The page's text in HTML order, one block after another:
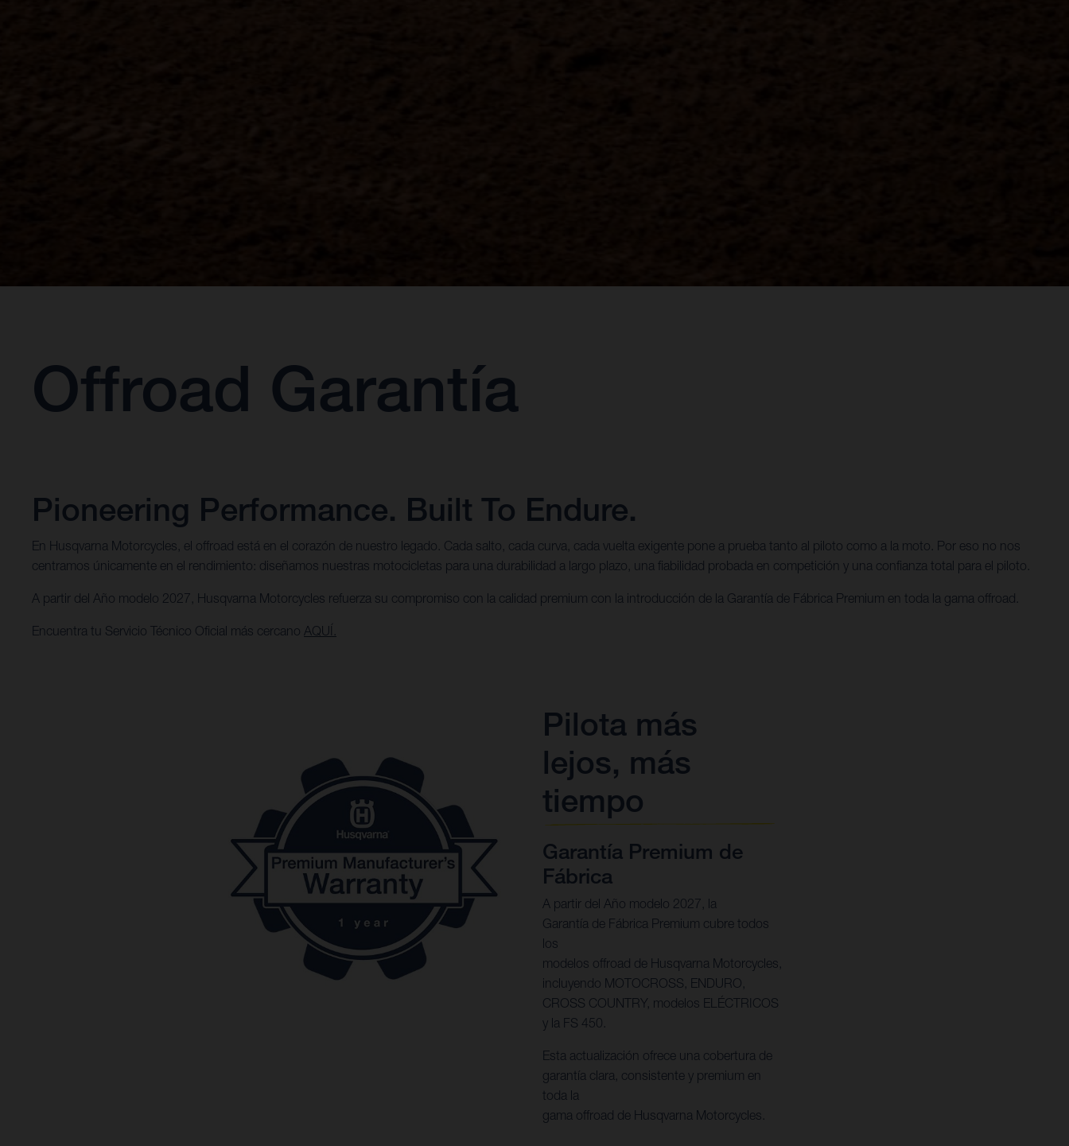
Offroad Garantía
Pioneering Performance. Built To Endure.
En Husqvarna Motorcycles, el offroad está en el corazón de nuestro legado. Cada salto, cada curva, cada vuelta exigente pone a prueba tanto al piloto como a la moto. Por eso no nos
centramos únicamente en el rendimiento: diseñamos nuestras motocicletas para una durabilidad a largo plazo, una fiabilidad probada en competición y una confianza total para el piloto.
A partir del Año modelo 2027, Husqvarna Motorcycles refuerza su compromiso con la calidad premium con la introducción de la Garantía de Fábrica Premium en toda la gama offroad.
Encuentra tu Servicio Técnico Oficial más cercano AQUÍ.
Pilota más
lejos, más
tiempo
Garantía Premium de
Fábrica
A partir del Año modelo 2027, la
Garantía de Fábrica Premium cubre todos
los
modelos offroad de Husqvarna Motorcycles,
incluyendo MOTOCROSS, ENDURO,
CROSS COUNTRY, modelos ELÉCTRICOS
y la FS 450.
Esta actualización ofrece una cobertura de
garantía clara, consistente y premium en
toda la
gama offroad de Husqvarna Motorcycles.